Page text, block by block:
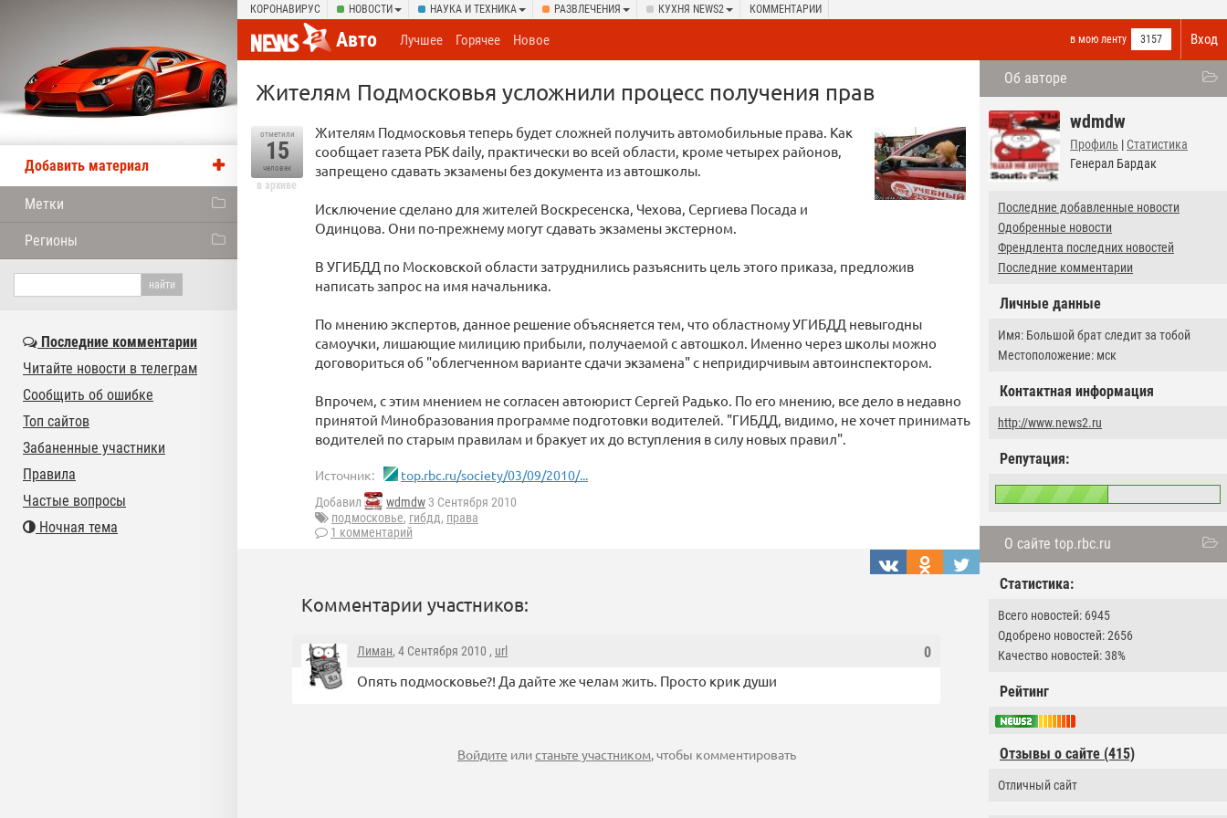
КОРОНАВИРУС НОВОСТИ НАУКА И ТЕХНИКА РАЗВЛЕЧЕНИЯ КУХНЯ NEWS2 КОММЕНТАРИИ
Вход
Авто в мою ленту 3157
Лучшее Горячее Новое
Об авторе
wdmdw
Профиль | Статистика
Генерал Бардак
Последние добавленные новости
Одобренные новости
Френдлента последних новостей
Последние комментарии
Личные данные
Имя: Большой брат следит за тобой
Местоположение: мск
Контактная информация
http://www.news2.ru
Репутация:
О сайте top.rbc.ru
Статистика:
Всего новостей: 6945
Одобрено новостей: 2656
Качество новостей: 38%
Рейтинг
Отзывы о сайте (415)
Отличный сайт
Жителям Подмосковья усложнили процесс получения прав
отметили
15
человек
в архиве
Жителям Подмосковья теперь будет сложней получить автомобильные права. Как
сообщает газета РБК daily, практически во всей области, кроме четырех районов,
запрещено сдавать экзамены без документа из автошколы.
Исключение сделано для жителей Воскресенска, Чехова, Сергиева Посада и
Одинцова. Они по-прежнему могут сдавать экзамены экстерном.
В УГИБДД по Московской области затруднились разъяснить цель этого приказа, предложив
написать запрос на имя начальника.
По мнению экспертов, данное решение объясняется тем, что областному УГИБДД невыгодны
самоучки, лишающие милицию прибыли, получаемой с автошкол. Именно через школы можно
договориться об "облегченном варианте сдачи экзамена" с непридирчивым автоинспектором.
Впрочем, с этим мнением не согласен автоюрист Сергей Радько. По его мнению, все дело в недавно
принятой Минобразования программе подготовки водителей. "ГИБДД, видимо, не хочет принимать
водителей по старым правилам и бракует их до вступления в силу новых правил".
Источник: top.rbc.ru/society/03/09/2010/...
Добавил wdmdw 3 Сентября 2010
подмосковье, гибдд, права
1 комментарий
Комментарии участников:
0
Лиман, 4 Сентября 2010 , url
Опять подмосковье?! Да дайте же челам жить. Просто крик души
Войдите илистаньте участником, чтобы комментировать
Добавить материал
Метки
Регионы
Последние комментарии
Читайте новости в телеграм
Сообщить об ошибке
Топ сайтов
Забаненные участники
Правила
Частые вопросы
Ночная тема